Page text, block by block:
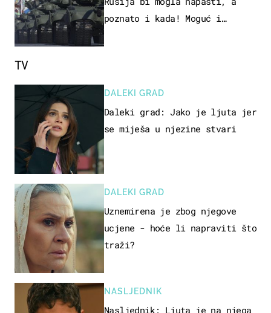
poznato i kada! Moguć i
TV
DALEKI GRAD
Daleki grad: Jako je ljuta jer
se miješa u njezine stvari
DALEKI GRAD
Uznemirena je zbog njegove
ucjene - hoće li napraviti što
traži?
NASLJEDNIK
Nasljednik: Ljuta je na njega